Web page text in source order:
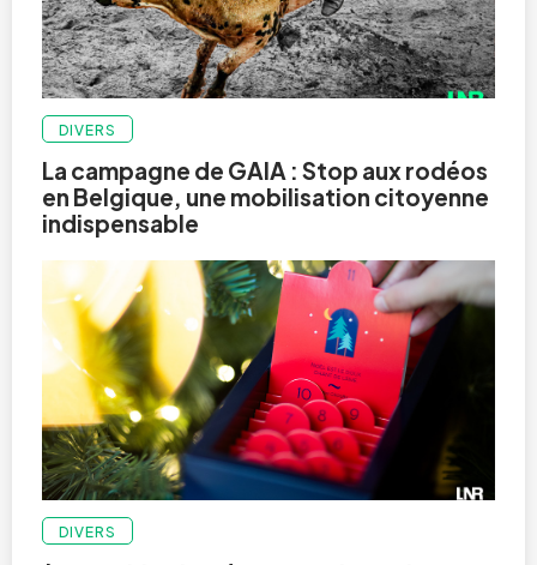
DIVERS
La campagne de GAIA : Stop aux rodéos
en Belgique, une mobilisation citoyenne
indispensable
DIVERS